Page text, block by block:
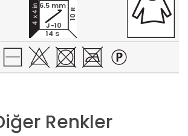
14 S
10 R
6.5 mm
J-10
Renkler